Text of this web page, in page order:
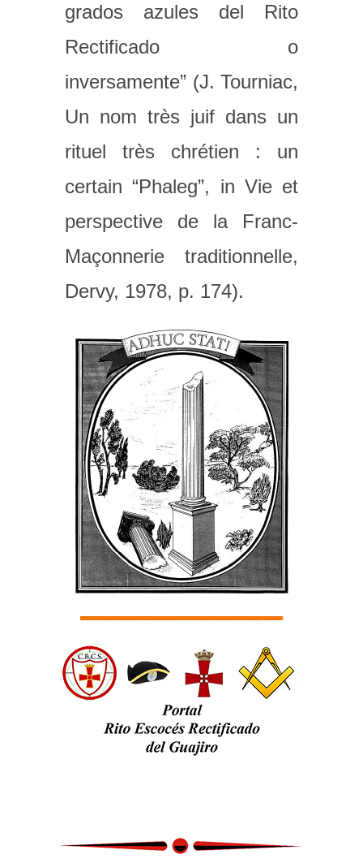
grados azules del Rito
Rectificado o
inversamente” (J. Tourniac,
Un nom très juif dans un
rituel très chrétien : un
certain “Phaleg”, in Vie et
perspective de la Franc-
Maçonnerie traditionnelle,
Dervy, 1978, p. 174).